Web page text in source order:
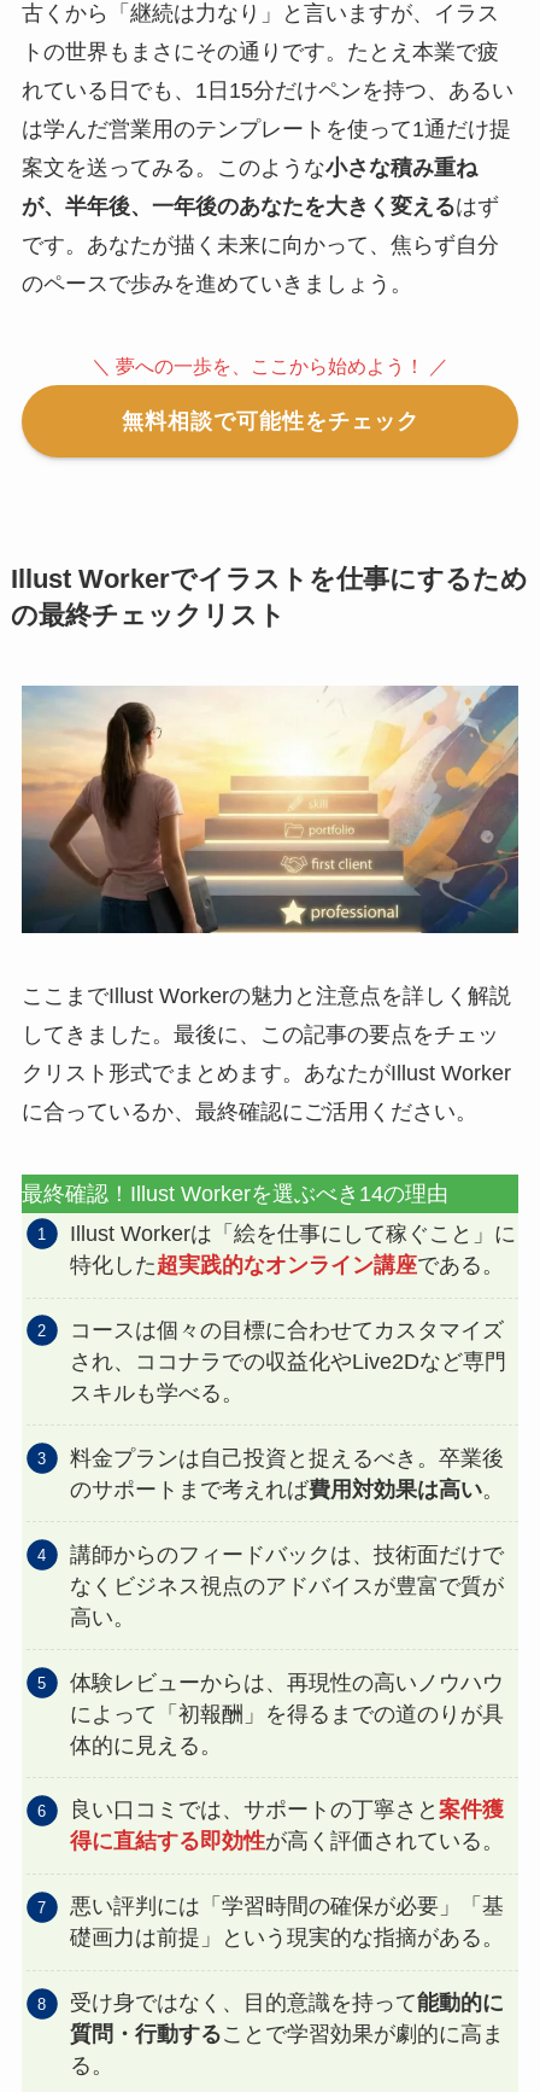
古くから「継続は力なり」と言いますが、イラス
トの世界もまさにその通りです。たとえ本業で疲
れている日でも、1日15分だけペンを持つ、あるい
は学んだ営業用のテンプレートを使って1通だけ提
案文を送ってみる。このような小さな積み重ね
が、半年後、一年後のあなたを大きく変えるはず
です。あなたが描く未来に向かって、焦らず自分
のペースで歩みを進めていきましょう。
＼ 夢への一歩を、ここから始めよう！ ／
無料相談で可能性をチェック
Illust Workerでイラストを仕事にするため
の最終チェックリスト
ここまでIllust Workerの魅力と注意点を詳しく解説
してきました。最後に、この記事の要点をチェッ
クリスト形式でまとめます。あなたがIllust Worker
に合っているか、最終確認にご活用ください。
最終確認！Illust Workerを選ぶべき14の理由
Illust Workerは「絵を仕事にして稼ぐこと」に
特化した超実践的なオンライン講座である。
コースは個々の目標に合わせてカスタマイズ
され、ココナラでの収益化やLive2Dなど専門
スキルも学べる。
料金プランは自己投資と捉えるべき。卒業後
のサポートまで考えれば費用対効果は高い。
講師からのフィードバックは、技術面だけで
なくビジネス視点のアドバイスが豊富で質が
高い。
体験レビューからは、再現性の高いノウハウ
によって「初報酬」を得るまでの道のりが具
体的に見える。
良い口コミでは、サポートの丁寧さと案件獲
得に直結する即効性が高く評価されている。
悪い評判には「学習時間の確保が必要」「基
礎画力は前提」という現実的な指摘がある。
受け身ではなく、目的意識を持って能動的に
質問・行動することで学習効果が劇的に高ま
る。